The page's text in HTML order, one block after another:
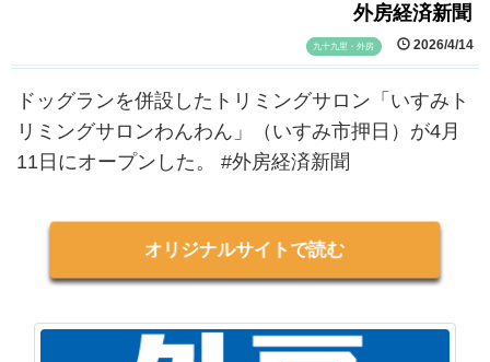
外房経済新聞
九十九里・外房 2026/4/14
ドッグランを併設したトリミングサロン「いすみト
リミングサロンわんわん」（いすみ市押日）が4月
11日にオープンした。 #外房経済新聞
オリジナルサイトで読む